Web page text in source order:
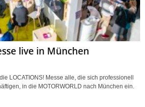
live in München
LOCATIONS! Messe alle, die sich professionell
in die MOTORWORLD nach München ein.